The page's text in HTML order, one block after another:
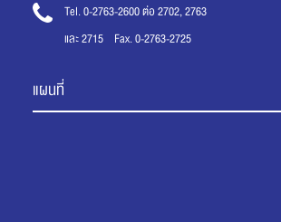
Tel. 0-2763-2600 ต่อ 2702, 2763
และ 2715 Fax. 0-2763-2725
แผนที่